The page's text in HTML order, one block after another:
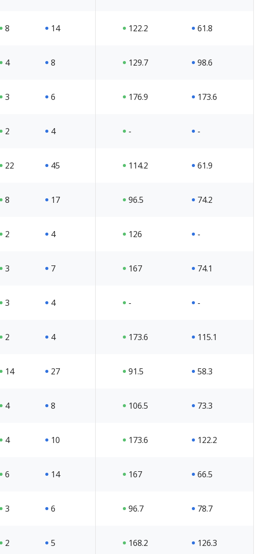
8 14 122.2 61.8
4 8 129.7 98.6
3 6 176.9 173.6
2 4 - -
22 45 114.2 61.9
8 17 96.5 74.2
2 4 126 -
3 7 167 74.1
3 4 - -
2 4 173.6 115.1
14 27 91.5 58.3
4 8 106.5 73.3
4 10 173.6 122.2
6 14 167 66.5
3 6 96.7 78.7
2 5 168.2 126.3